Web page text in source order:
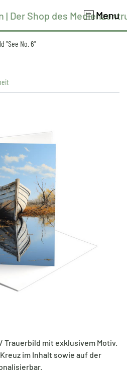
Menu
"See No. 6"
mit exklusivem Motiv.
im Inhalt sowie auf der